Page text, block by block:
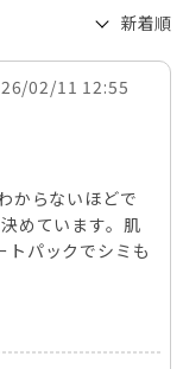
02/11 12:55
からないほどで
めています。肌
トパックでシミも